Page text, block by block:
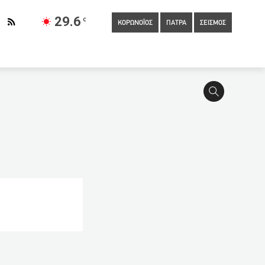
29.6 C
ΚΟΡΩΝΟΪΟΣ ΠΑΤΡΑ ΣΕΙΣΜΟΣ
στην ελληνική αγορά: Στο έλεος της ακρίβειας οι
Τι αλλάζει σε σούπερ μάρκετ και